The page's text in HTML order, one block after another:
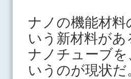
ナノの機能材
いう新材料が
ナノチューブ
いうのが現状だ